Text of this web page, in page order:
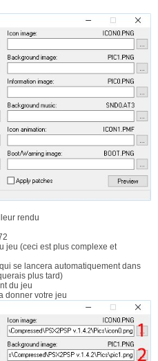
rendu
jeu (ceci est plus complexe et
se lancera automatiquement dans
plus tard)
du jeu
donner votre jeu